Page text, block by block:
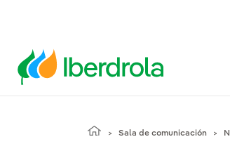
Sala de comunicación